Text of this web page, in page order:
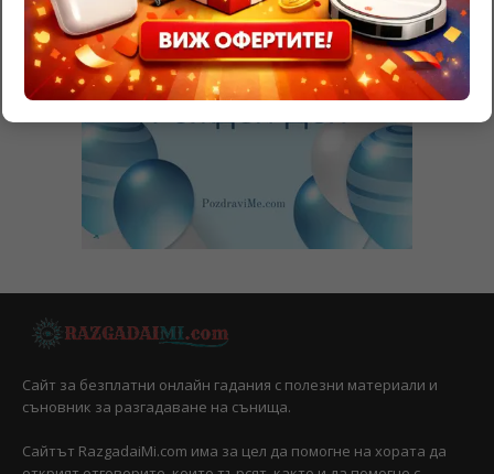
Сайт за безплатни онлайн гадания с полезни материали и
съновник за разгадаване на сънища.
Сайтът RazgadaiMi.com има за цел да помогне на хората да